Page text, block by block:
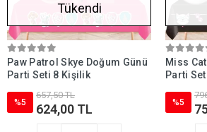
Tükendi
Paw Patrol Skye Doğum Günü
Parti Seti 8 Kişilik
%5
657,50 TL
624,00 TL
Miss
Parti
%5